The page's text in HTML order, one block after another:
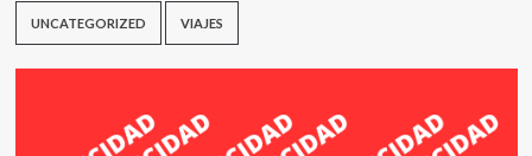
UNCATEGORIZED VIAJES